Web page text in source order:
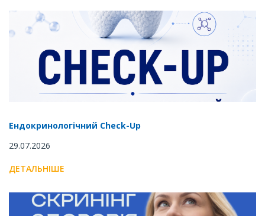
Ендокринологічний Check-Up
29.07.2026
ДЕТАЛЬНІШЕ